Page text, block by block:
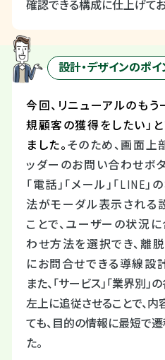
確認できる構成に仕上げてお
設計・デザインのポイ
今回、リニューアルのもう
規顧客の獲得をしたい」
ました。 そのため、画面上
ッダーのお問い合わせボタ
「電話」「メール」「LINE 」の
法がモーダル表示される
ことで、ユーザーの状況
わせ方法を選択でき、離
にお問合せできる導線設
また、「サービス」「業界別
左上に追従させることで、
ても、目的の情報に最短で
た。